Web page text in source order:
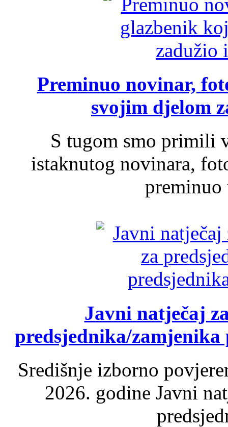
Preminuo novinar,
svojim djelom
S tugom smo primili
istaknutog novinara,
Javni natječaj
predsjednika/
Središnje izborno
2026. godine Javni